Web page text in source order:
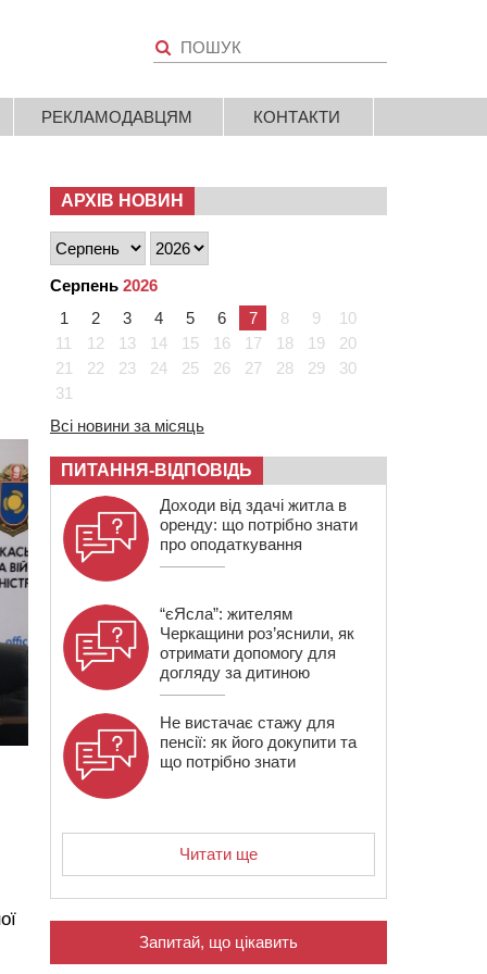
РЕКЛАМОДАВЦЯМ КОНТАКТИ
АРХІВ НОВИН
Серпень 2026
1
2 3 4 5 6 7 8 9
10
11
12 13 14 15 16 17 18 19
20
21
22 23 24 25 26 27 28 29
30
31
Всі новини за місяць
ПИТАННЯ-ВІДПОВІДЬ
Доходи від здачі житла в
оренду: що потрібно знати
про оподаткування
“єЯсла”: жителям
Черкащини роз’яснили, як
отримати допомогу для
догляду за дитиною
Не вистачає стажу для
пенсії: як його докупити та
що потрібно знати
Читати ще
Запитай, що цікавить